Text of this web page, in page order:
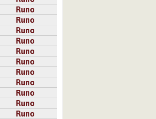
Runo
Runo
Runo
Runo
Runo
Runo
Runo
Runo
Runo
Runo
Runo